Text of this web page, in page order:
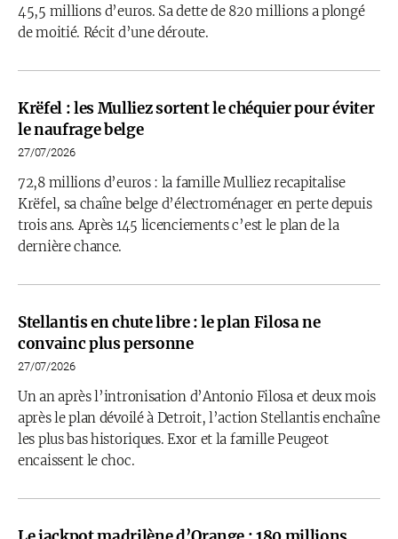
45,5 millions d’euros. Sa dette de 820 millions a plongé
de moitié. Récit d’une déroute.
Krëfel : les Mulliez sortent le chéquier pour éviter
le naufrage belge
27/07/2026
72,8 millions d’euros : la famille Mulliez recapitalise
Krëfel, sa chaîne belge d’électroménager en perte depuis
trois ans. Après 145 licenciements c’est le plan de la
dernière chance.
Stellantis en chute libre : le plan Filosa ne
convainc plus personne
27/07/2026
Un an après l’intronisation d’Antonio Filosa et deux mois
après le plan dévoilé à Detroit, l’action Stellantis enchaîne
les plus bas historiques. Exor et la famille Peugeot
encaissent le choc.